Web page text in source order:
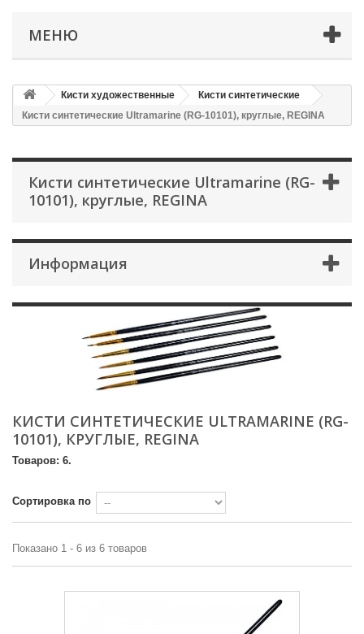
МЕНЮ
Кисти художественные
Кисти синтетические
Кисти синтетические Ultramarine (RG-10101), круглые, REGINA
Кисти синтетические Ultramarine (RG-
10101), круглые, REGINA
Информация
КИСТИ СИНТЕТИЧЕСКИЕ ULTRAMARINE (RG-
10101), КРУГЛЫЕ, REGINA
Товаров: 6.
Сортировка по
Показано 1 - 6 из 6 товаров